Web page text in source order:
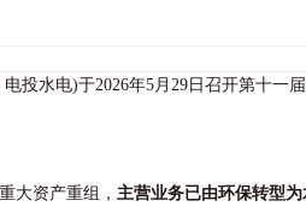
水电)于2026年5月29日召开第十一
大资产重组， 主营业务已由环保转型为